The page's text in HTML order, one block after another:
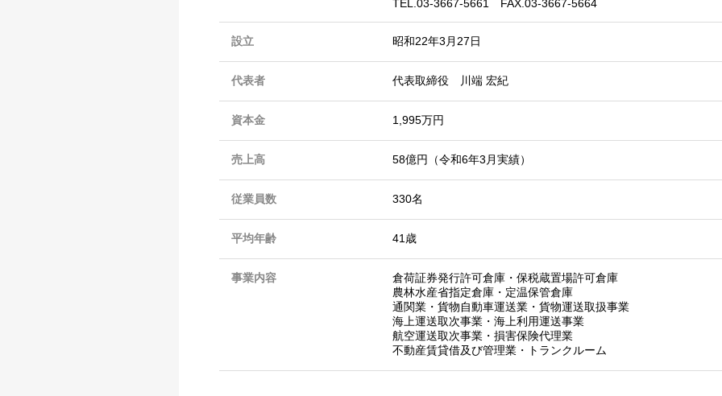
TEL.03-3667-5661 FAX.03-3667-5664
設立 昭和22年3月27日
代表者 代表取締役 川端 宏紀
資本金 1,995万円
売上高 58億円（令和6年3月実績）
従業員数 330名
平均年齢 41歳
事業内容
倉荷証券発行許可倉庫・保税蔵置場許可倉庫
農林水産省指定倉庫・定温保管倉庫
通関業・貨物自動車運送業・貨物運送取扱事業
海上運送取次事業・海上利用運送事業
航空運送取次事業・損害保険代理業
不動産賃貸借及び管理業・トランクルーム